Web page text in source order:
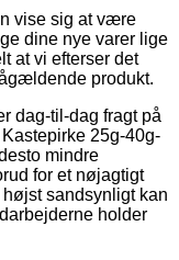
vise sig at være
dine nye varer lige
at vi efterser det
produkt.
dag-til-dag fragt på
25g-40g-
mindre
for et nøjagtigt
sandsynligt kan
holder